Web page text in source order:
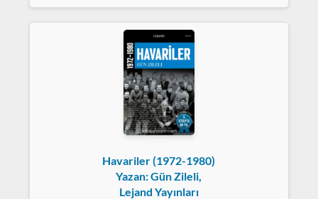
Havariler (1972-1980)
Yazan: Gün Zileli,
Lejand Yayınları